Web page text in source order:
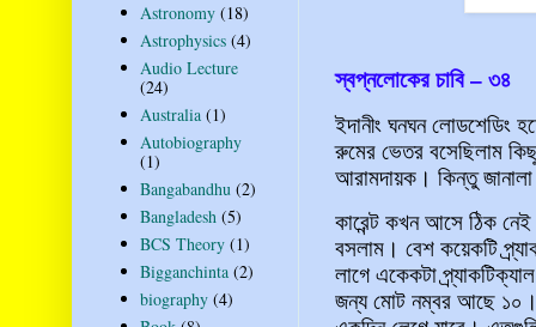
স্বপ্নলোকের চাবি – ৩৪
ইদানীং ঘনঘন লোডশেডিং
রুমের ভেতর বসেছিলাম
আরামদায়ক। কিন্তু জানালা
কারেন্ট কখন আসে ঠিক
বসলাম। বেশ কয়েকটি
লাগে একেকটা
জন্য মোট নম্বর আছে ১০।
Astronomy (18)
Astrophysics (4)
Audio Lecture
(24)
Australia (1)
Autobiography
(1)
Bangabandhu (2)
Bangladesh (5)
BCS Theory (1)
Bigganchinta (2)
biography (4)